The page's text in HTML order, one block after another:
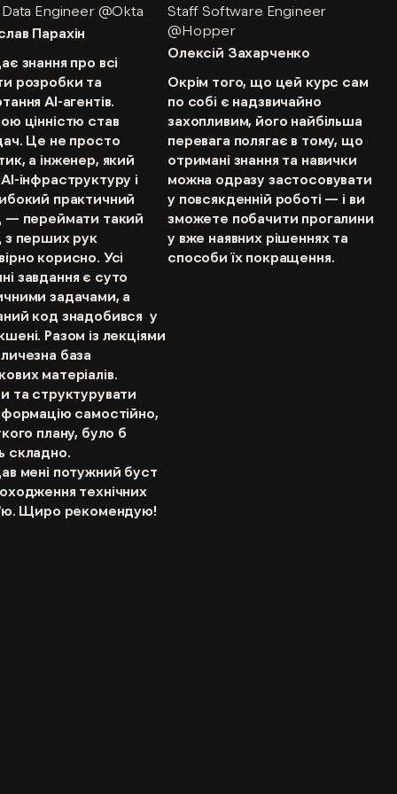
Engineer @Okta
Парахін
знання про всі
розробки та
AI-агентів.
цінністю став
Це не просто
а інженер, який
інфраструктуру і
практичний
— переймати такий
з перших рук
корисно. Усі
завдання є суто
задачами, а
код знадобився у
Разом із лекціями
база
матеріалів.
та структурувати
самостійно,
плану, було б
складно.
мені потужний буст
технічних
Щиро рекомендую!
Staff Software Engineer
@Hopper
Олексій Захарченко
Окрім того, що цей курс сам
по собі є надзвичайно
захопливим, його найбільша
перевага полягає в тому, що
отримані знання та навички
можна одразу застосовувати
у повсякденній роботі — і ви
зможете побачити прогалини
у вже наявних рішеннях та
способи їх покращення.